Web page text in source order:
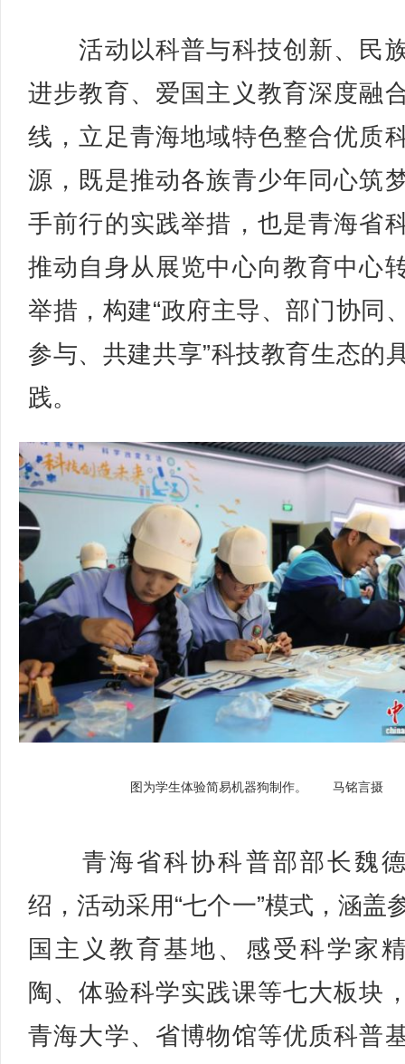
活动以科普与科技创新、民
进步教育、爱国主义教育深度融
线，立足青海地域特色整合优质
源，既是推动各族青少年同心筑
手前行的实践举措，也是青海省
推动自身从展览中心向教育中心
举措，构建“政府主导、部门协同
参与、共建共享”科技教育生态的
践。
图为学生体验简易机器狗制作。 马铭言摄
青海省科协科普部部长魏
绍，活动采用“七个一”模式，涵盖
国主义教育基地、感受科学家
陶、体验科学实践课等七大板块
青海大学、省博物馆等优质科普